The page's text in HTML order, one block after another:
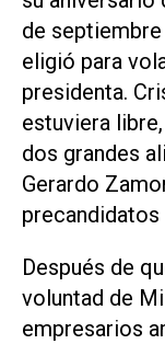
de
eligió para
presidenta.
estuviera
dos grandes
Gerardo
precandidatos
Después de
voluntad de
empresarios